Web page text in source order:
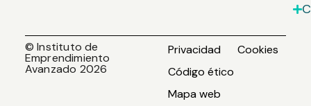
© Instituto de
Emprendimiento
Avanzado 2026
Privacidad
Cookies
Código ético
Mapa web